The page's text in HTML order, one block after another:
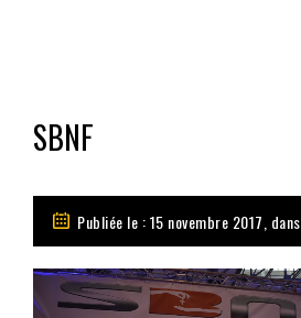
SBNF
Publiée le : 15 novembre 2017, dans